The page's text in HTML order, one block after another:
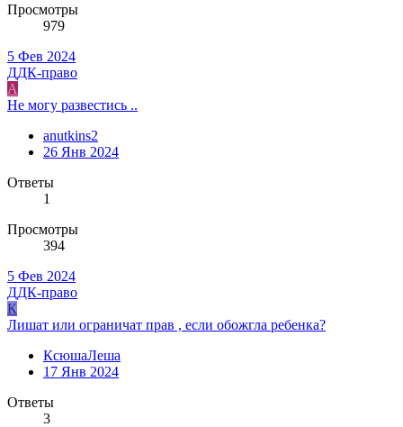
Просмотры
979
5 Фев 2024
ДДК-право
A
Не могу развестись ..
anutkins2
26 Янв 2024
Ответы
1
Просмотры
394
5 Фев 2024
ДДК-право
К
Лишат или ограничат прав , если обожгла ребенка?
КсюшаЛеша
17 Янв 2024
Ответы
3